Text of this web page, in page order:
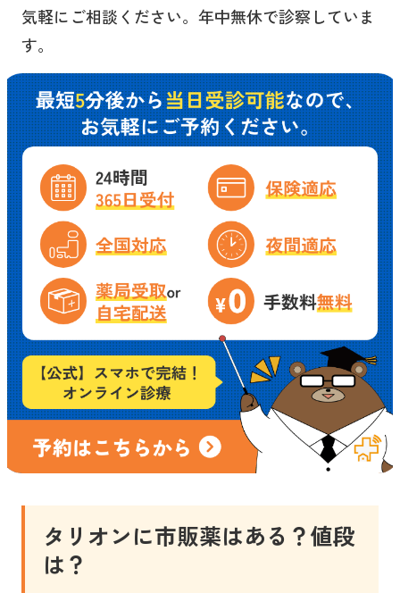
気軽にご相談ください。年中無休で診察していま
す。
タリオンに市販薬はある？値段
は？